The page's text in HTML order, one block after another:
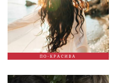
ПО-КРАСИВА